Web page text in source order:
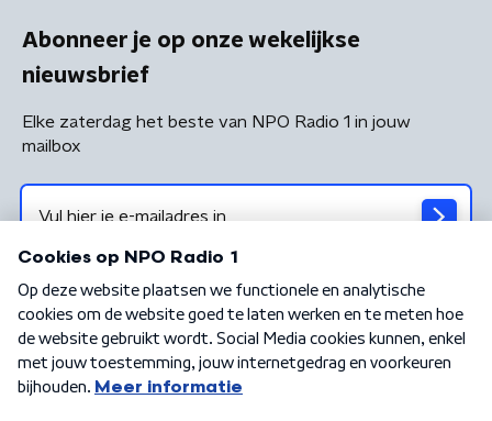
Abonneer je op onze wekelijkse
nieuwsbrief
Elke zaterdag het beste van NPO Radio 1 in jouw
mailbox
Algemene voorwaarden